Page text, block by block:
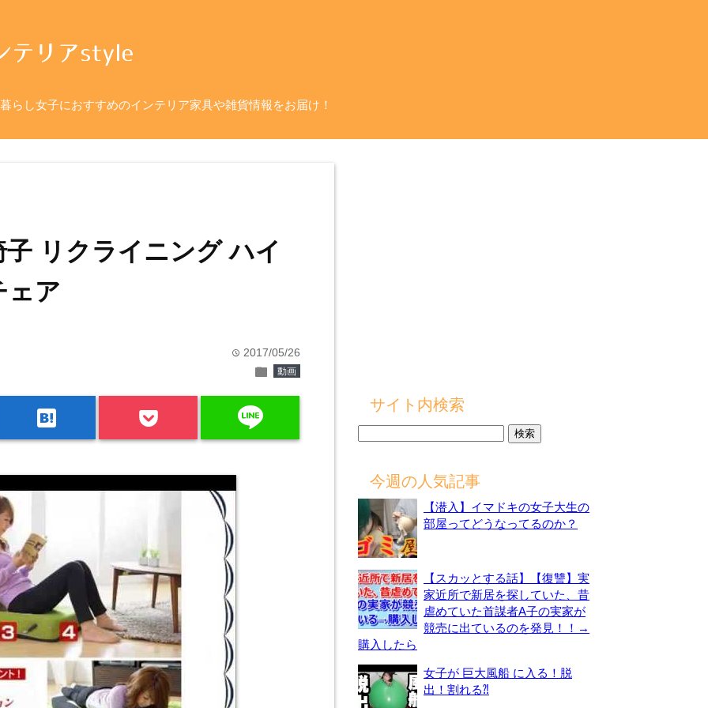
らし女子におすすめのインテリア家具や雑貨情報をお届け！
リクライニング ハイ
ェア
time 2017/05/26
folder 動画
hatenabookmark line サイト内検索
今週の人気記事
【潜入】イマドキの女子大生の
部屋ってどうなってるのか？
【スカッとする話】【復讐】実
家近所で新居を探していた、昔
虐めていた首謀者A子の実家が
競売に出ているのを発見！！→
購入したら
女子が 巨大風船 に入る！脱
出！割れる⁈